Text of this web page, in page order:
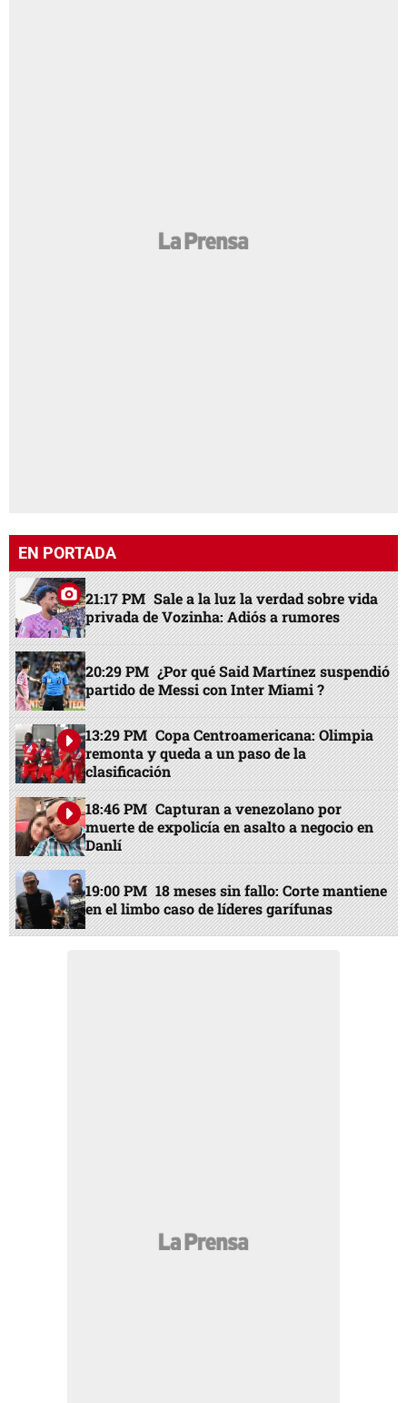
EN PORTADA
21:17 PM Sale a la luz la verdad sobre vida
privada de Vozinha: Adiós a rumores
20:29 PM ¿Por qué Said Martínez suspendió
partido de Messi con Inter Miami ?
13:29 PM Copa Centroamericana: Olimpia
remonta y queda a un paso de la
clasificación
18:46 PM Capturan a venezolano por
muerte de expolicía en asalto a negocio en
Danlí
19:00 PM 18 meses sin fallo: Corte mantiene
en el limbo caso de líderes garífunas